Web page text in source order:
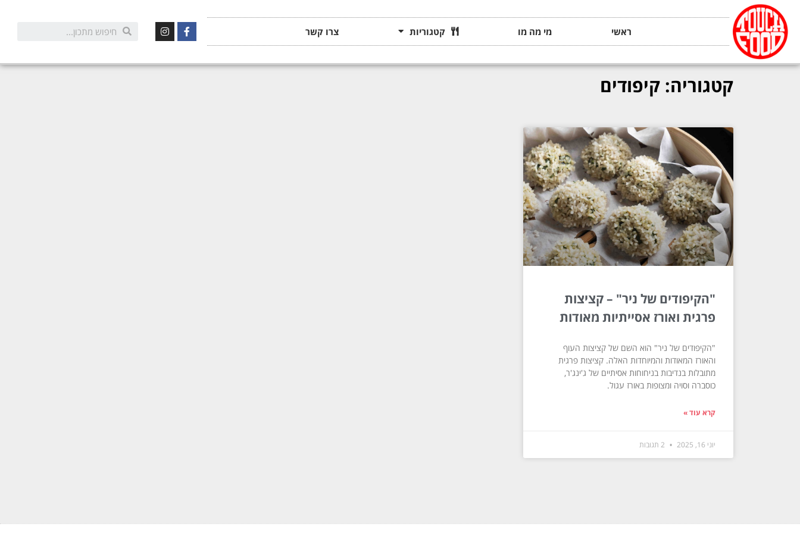
ראשי מי מה מו קטגוריות צרו קשר
קטגוריה: קיפודים
"הקיפודים של ניר" – קציצות
פרגית ואורז אסייתיות מאודות
"הקיפודים של ניר" הוא השם של קציצות העוף
והאורז המאודות והמיוחדות האלה. קציצות פרגית
מתובלות בנדיבות בניחוחות אסיתיים של ג'ינג'ר,
כוסברה וסויה ומצופות באורז עגול.
קרא עוד »
יוני 16, 2025